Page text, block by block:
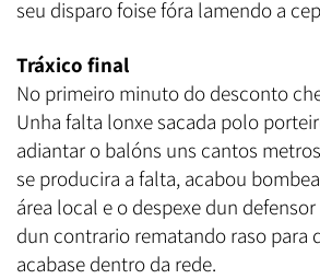
seu disparo foise fóra lamendo a
Tráxico final
No primeiro minuto do desconto
Unha falta lonxe sacada polo
adiantar o balóns uns cantos
se producira a falta, acabou
área local e o despexe dun
dun contrario rematando raso para
acabase dentro da rede.